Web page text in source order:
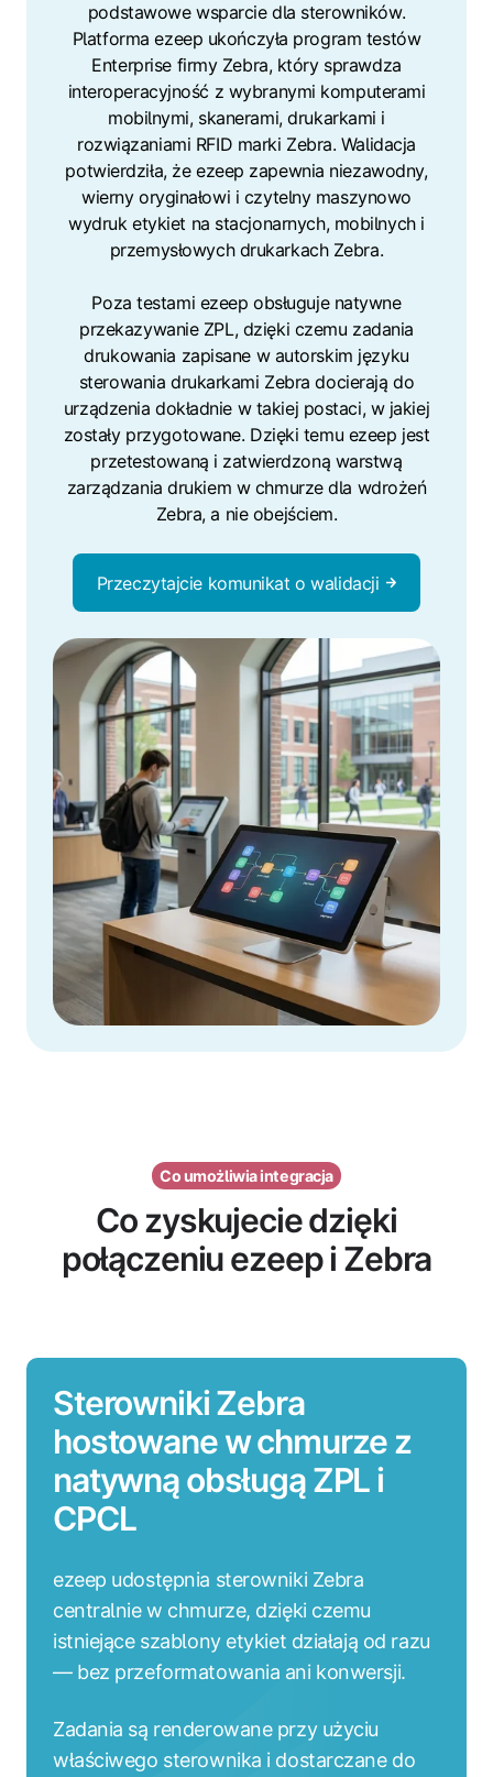
podstawowe wsparcie dla sterowników.
Platforma ezeep ukończyła program testów
Enterprise firmy Zebra, który sprawdza
interoperacyjność z wybranymi komputerami
mobilnymi, skanerami, drukarkami i
rozwiązaniami RFID marki Zebra. Walidacja
potwierdziła, że ezeep zapewnia niezawodny,
wierny oryginałowi i czytelny maszynowo
wydruk etykiet na stacjonarnych, mobilnych i
przemysłowych drukarkach Zebra.
Poza testami ezeep obsługuje natywne
przekazywanie ZPL, dzięki czemu zadania
drukowania zapisane w autorskim języku
sterowania drukarkami Zebra docierają do
urządzenia dokładnie w takiej postaci, w jakiej
zostały przygotowane. Dzięki temu ezeep jest
przetestowaną i zatwierdzoną warstwą
zarządzania drukiem w chmurze dla wdrożeń
Zebra, a nie obejściem.
Przeczytajcie komunikat o walidacji
Co umożliwia integracja
Co zyskujecie dzięki
połączeniu ezeep i Zebra
Sterowniki Zebra
hostowane w chmurze z
natywną obsługą ZPL i
CPCL
ezeep udostępnia sterowniki Zebra
centralnie w chmurze, dzięki czemu
istniejące szablony etykiet działają od razu
— bez przeformatowania ani konwersji.
Zadania są renderowane przy użyciu
właściwego sterownika i dostarczane do